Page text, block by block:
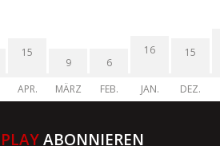
15
APR.
9
MÄRZ
6
FEB.
16
JAN.
15
DEZ.
ABONNIEREN